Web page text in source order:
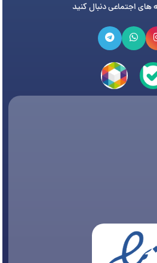
های اجتماعی دنبال کنید